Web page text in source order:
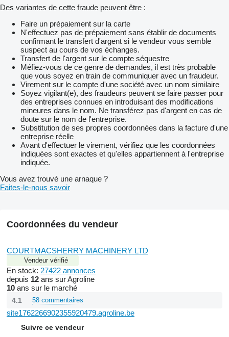
Des variantes de cette fraude peuvent être :
Faire un prépaiement sur la carte
N'effectuez pas de prépaiement sans établir de documents
confirmant le transfert d'argent si le vendeur vous semble
suspect au cours de vos échanges.
Transfert de l'argent sur le compte séquestre
Méfiez-vous de ce genre de demandes, il est très probable
que vous soyez en train de communiquer avec un fraudeur.
Virement sur le compte d'une société avec un nom similaire
Soyez vigilant(e), des fraudeurs peuvent se faire passer pour
des entreprises connues en introduisant des modifications
mineures dans le nom. Ne transférez pas d'argent en cas de
doute sur le nom de l'entreprise.
Substitution de ses propres coordonnées dans la facture d'une
entreprise réelle
Avant d'effectuer le virement, vérifiez que les coordonnées
indiquées sont exactes et qu'elles appartiennent à l'entreprise
indiquée.
Vous avez trouvé une arnaque ?
Faites-le-nous savoir
Coordonnées du vendeur
COURTMACSHERRY MACHINERY LTD
Vendeur vérifié
En stock: 27422 annonces
depuis 12 ans sur Agroline
10 ans sur le marché
4.1 58 commentaires
site1762266902355920479.agroline.be
Suivre ce vendeur